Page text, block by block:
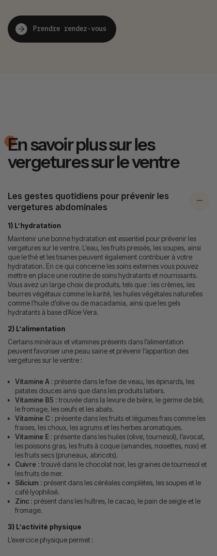
Prendre rendez-vous
En savoir plus sur les
vergetures sur le ventre
Les gestes quotidiens pour prévenir les
vergetures abdominales
1) L’hydratation
Maintenir une bonne hydratation est essentiel pour prévenir les
vergetures sur le ventre. L’eau, les fruits pressés, les soupes, ainsi
que le thé et les tisanes peuvent également contribuer à votre
hydratation. En ce qui concerne les soins externes vous pouvez
mettre en place une routine de soins hydratants et nourrissants.
Vous avez un large choix de produits, tels que : les crèmes, les
beurres végétaux comme le karité, les huiles végétales naturelles
comme l’huile d’olive ou de macadamia, ainsi que les gels
hydratants à base d’Aloe Vera.
2) L’alimentation
Certains minéraux et vitamines présents dans l’alimentation
peuvent favoriser une peau saine et prévenir l’apparition des
vergetures sur le ventre :
Vitamine A : présente dans le foie de veau, les épinards, les
patates douces ainsi que dans les produits laitiers.
Vitamine B5 : trouvée dans la levure de bière, le germe de blé,
le fromage, les oeufs et les abats.
Vitamine C : présente dans les fruits et légumes frais comme les
fraises, les choux, les agrums et les herbes aromatiques.
Vitamine E : présente dans les huiles (olive, tournesol), l’avocat,
les poissons gras, les fruits à coque (amandes, noisettes, noix) et
les fruits secs (pruneaux, abricots).
Cuivre : trouvé dans le chocolat noir, les graines de tournesol et
les fruits de mer.
Silicium : présent dans les céréales complètes, les soupes et le
café lyophilisé.
Zinc : présent dans les huîtres, le cacao, le pain de seigle et le
fromage.
3) L’activité physique
L’exercice physique permet :